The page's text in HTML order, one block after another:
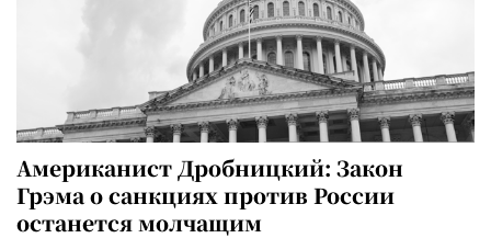
Американист Дробницкий: Закон
Грэма о санкциях против России
останется молчащим